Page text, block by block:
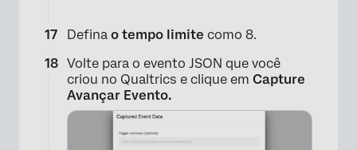
Defina o tempo limite como 8.
Volte para o evento JSON que você
criou no Qualtrics e clique em Capture
Avançar Evento.